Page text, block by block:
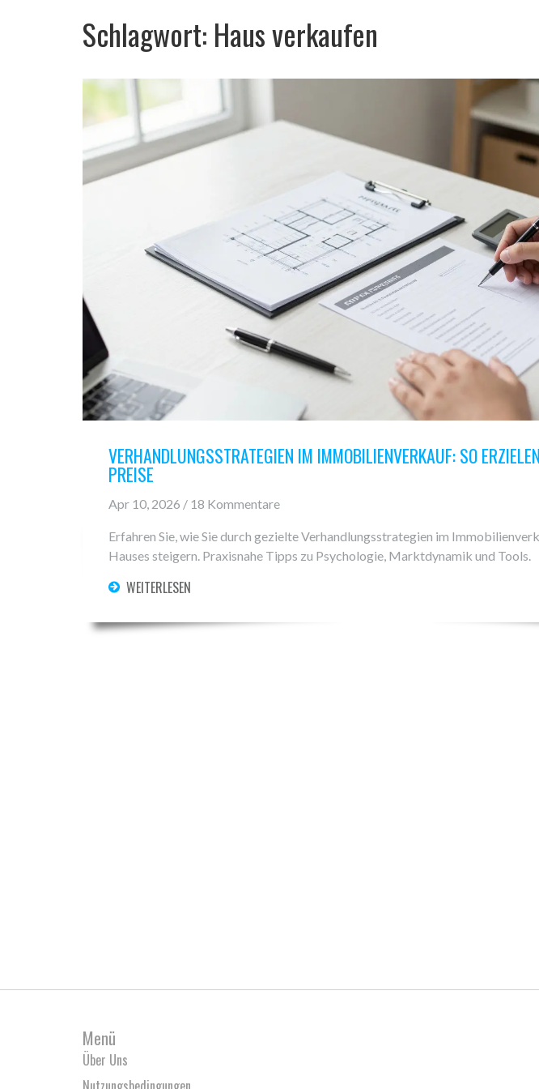
Schlagwort: Haus verkaufen
VERHANDLUNGSSTRATEGIEN IM IMMOBILIENVERKAUF: SO
PREISE
Apr 10, 2026 / 18 Kommentare
Erfahren Sie, wie Sie durch gezielte Verhandlungsstrategien im
Hauses steigern. Praxisnahe Tipps zu Psychologie, Marktdynamik und Tools.
WEITERLESEN
Menü
Über Uns